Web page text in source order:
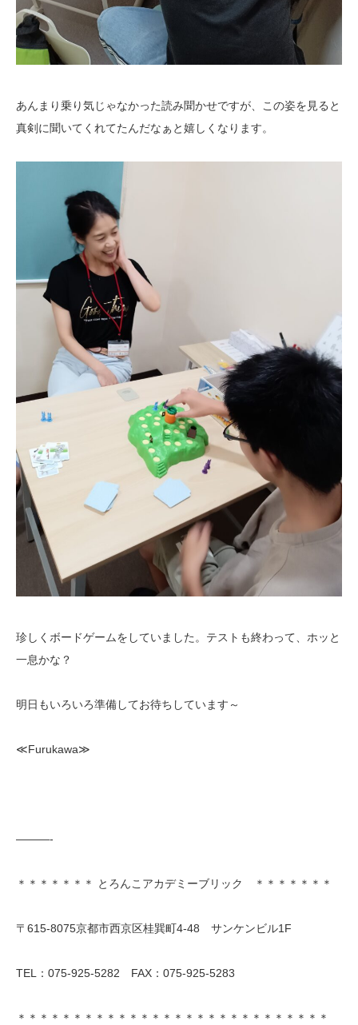
あんまり乗り気じゃなかった読み聞かせですが、この姿を見ると
真剣に聞いてくれてたんだなぁと嬉しくなります。
珍しくボードゲームをしていました。テストも終わって、ホッと
一息かな？
明日もいろいろ準備してお待ちしています～
≪Furukawa≫
———-
＊＊＊＊＊＊＊ とろんこアカデミーブリック ＊＊＊＊＊＊＊
〒615-8075京都市西京区桂巽町4-48 サンケンビル1F
TEL：075-925-5282 FAX：075-925-5283
＊＊＊＊＊＊＊＊＊＊＊＊＊＊＊＊＊＊＊＊＊＊＊＊＊＊＊＊